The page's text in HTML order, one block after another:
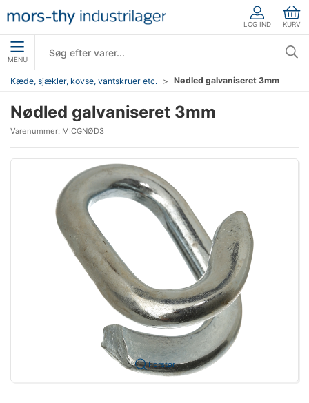
LOG IND KURV
MENU
Kæde, sjækler, kovse, vantskruer etc. Nødled galvaniseret 3mm
Nødled galvaniseret 3mm
Varenummer: MICGNØD3
Forstør